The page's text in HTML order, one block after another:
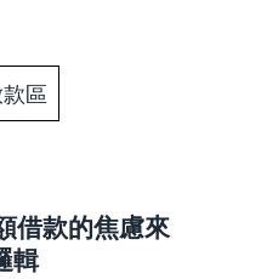
區
借款的焦慮來
輯